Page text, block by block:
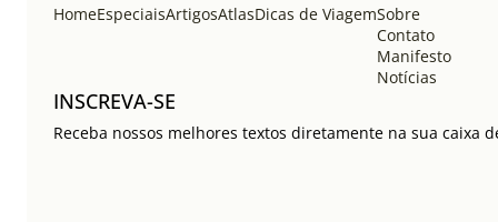
HomeEspeciaisArtigosAtlasDicas de ViagemSobre
Contato
Manifesto
Notícias
INSCREVA-SE
Receba nossos melhores textos diretamente na sua caixa